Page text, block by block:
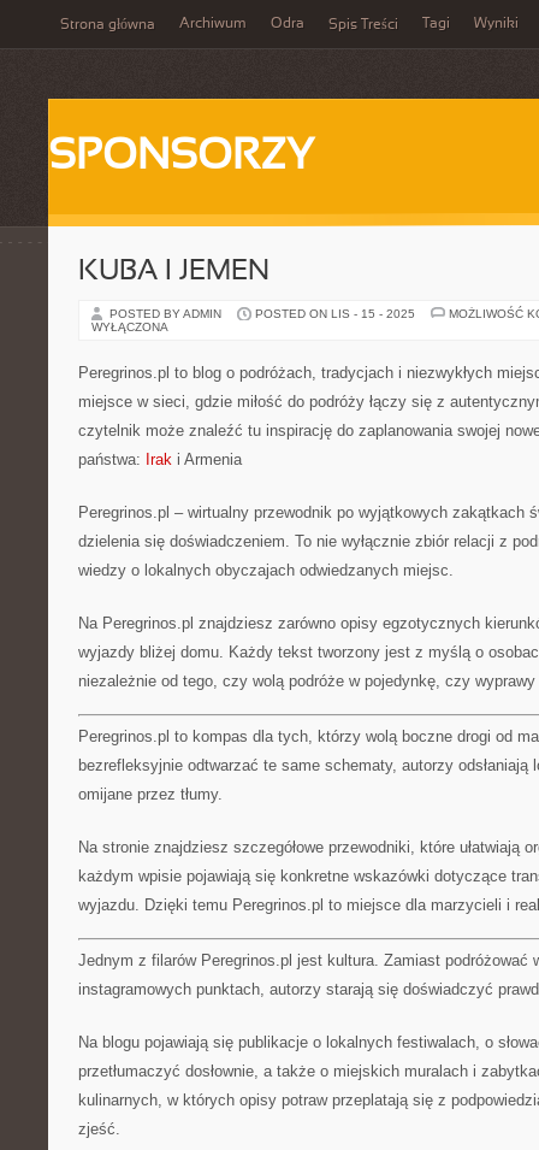
Strona główna Archiwum Odra Spis Treści Tagi Wyniki
SPONSORZY
KUBA I JEMEN
POSTED BY ADMIN POSTED ON LIS - 15 - 2025
MOŻLIWOŚĆ
WYŁĄCZONA
Peregrinos.pl to blog o podróżach, tradycjach i niezwykłych
miejsce w sieci, gdzie miłość do podróży łączy się z
czytelnik może znaleźć tu inspirację do zaplanowania swojej
państwa: Irak i Armenia
Peregrinos.pl – wirtualny przewodnik po wyjątkowych zakątkach
dzielenia się doświadczeniem. To nie wyłącznie zbiór relacji z
wiedzy o lokalnych obyczajach odwiedzanych miejsc.
Na Peregrinos.pl znajdziesz zarówno opisy egzotycznych
wyjazdy bliżej domu. Każdy tekst tworzony jest z myślą o
niezależnie od tego, czy wolą podróże w pojedynkę, czy wyprawy
Peregrinos.pl to kompas dla tych, którzy wolą boczne drogi od
bezrefleksyjnie odtwarzać te same schematy, autorzy odsłaniają
omijane przez tłumy.
Na stronie znajdziesz szczegółowe przewodniki, które ułatwiają
każdym wpisie pojawiają się konkretne wskazówki dotyczące
wyjazdu. Dzięki temu Peregrinos.pl to miejsce dla marzycieli i
Jednym z filarów Peregrinos.pl jest kultura. Zamiast podróżować
instagramowych punktach, autorzy starają się doświadczyć
Na blogu pojawiają się publikacje o lokalnych festiwalach, o
przetłumaczyć dosłownie, a także o miejskich muralach i
kulinarnych, w których opisy potraw przeplatają się z
zjeść.